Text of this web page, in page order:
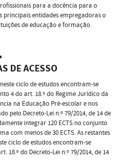
para a docência para o
principais entidades empregadoras o
de educação e formação.
DE ACESSO
ciclo de estudos encontram-se
4 do art. 18.º do Regime Jurídico da
na Educação Pré-escolar e nos
pelo Decreto-Lei n.º 79/2014, de 14 de
integrar 120 ECTS no conjunto
com menos de 30 ECTS. As restantes
ciclo de estudos encontram-se
18.º do Decreto-Lei n.º 79/2014, de 14